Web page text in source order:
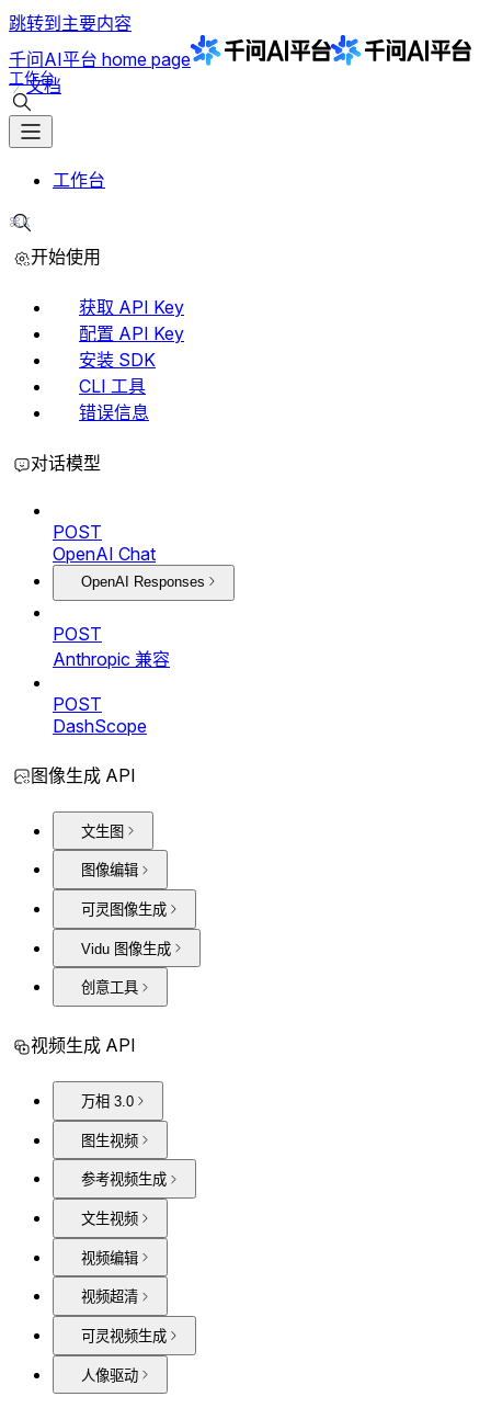
跳转到主要内容
千问AI平台 home page
文档
工作台
工作台
⌘K
开始使用
获取 API Key
配置 API Key
安装 SDK
CLI 工具
错误信息
对话模型
POST
OpenAI Chat
OpenAI Responses
POST
Anthropic 兼容
POST
DashScope
图像生成 API
文生图
图像编辑
可灵图像生成
Vidu 图像生成
创意工具
视频生成 API
万相 3.0
图生视频
参考视频生成
文生视频
视频编辑
视频超清
可灵视频生成
人像驱动